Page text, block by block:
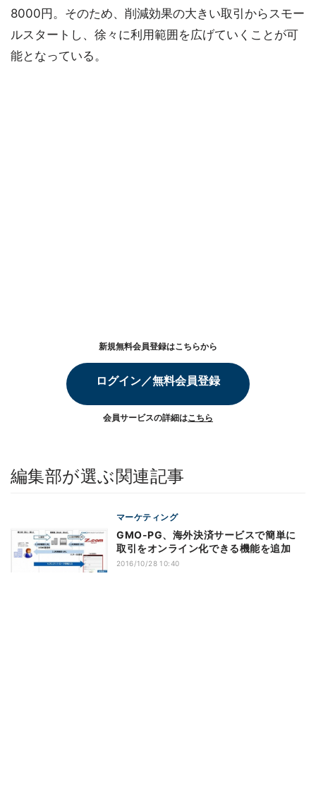
8000円。そのため、削減効果の大きい取引からスモー
ルスタートし、徐々に利用範囲を広げていくことが可
能となっている。
新規無料会員登録はこちらから
ログイン／無料会員登録
会員サービスの詳細はこちら
編集部が選ぶ関連記事
マーケティング
GMO-PG、海外決済サービスで簡単に
取引をオンライン化できる機能を追加
2016/10/28 10:40